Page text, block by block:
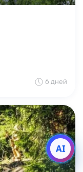
6 дней
AI